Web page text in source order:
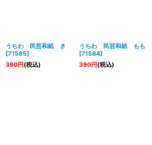
うちわ 民芸和紙 き
[71585]
390円(税込)
うちわ 民芸和紙 もも
[71584]
390円(税込)